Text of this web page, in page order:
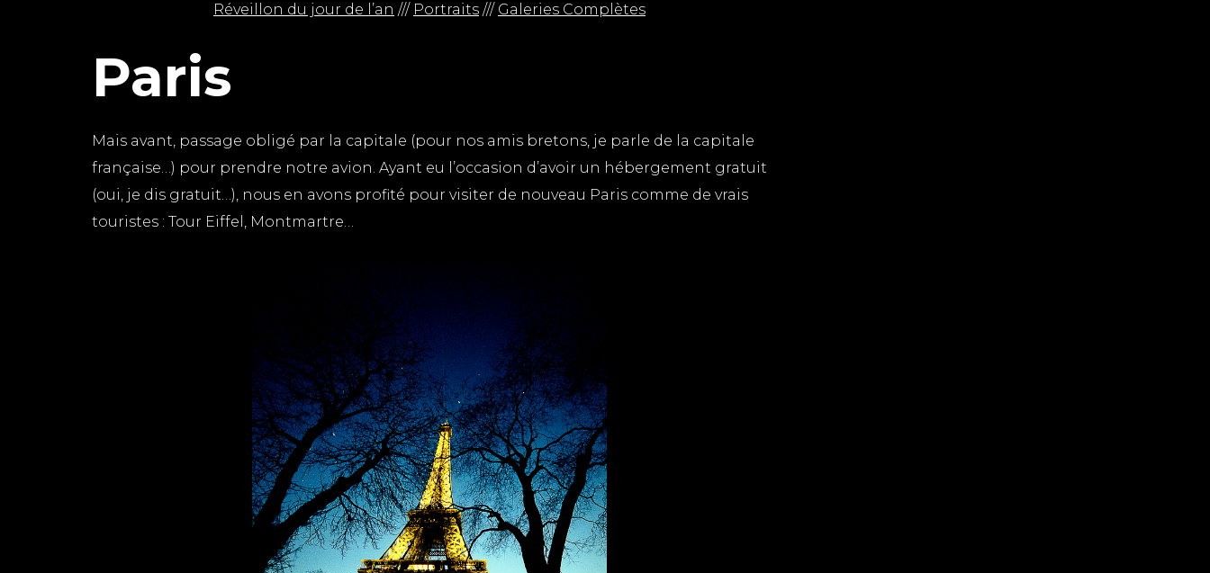
Réveillon du jour de l’an /// Portraits /// Galeries Complètes
Paris
Mais avant, passage obligé par la capitale (pour nos amis bretons, je parle de la capitale
française…) pour prendre notre avion. Ayant eu l’occasion d’avoir un hébergement gratuit
(oui, je dis gratuit…), nous en avons profité pour visiter de nouveau Paris comme de vrais
touristes : Tour Eiffel, Montmartre…